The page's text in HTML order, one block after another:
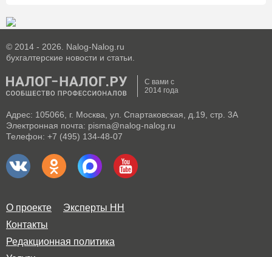
© 2014 - 2026. Nalog-Nalog.ru
бухгалтерские новости и статьи.
С вами с
2014 года
Адрес: 105066, г. Москва, ул. Спартаковская, д.19, стр. 3А
Электронная почта: pisma@nalog-nalog.ru
Телефон: +7 (495) 134-48-07
О проекте
Эксперты НН
Контакты
Редакционная политика